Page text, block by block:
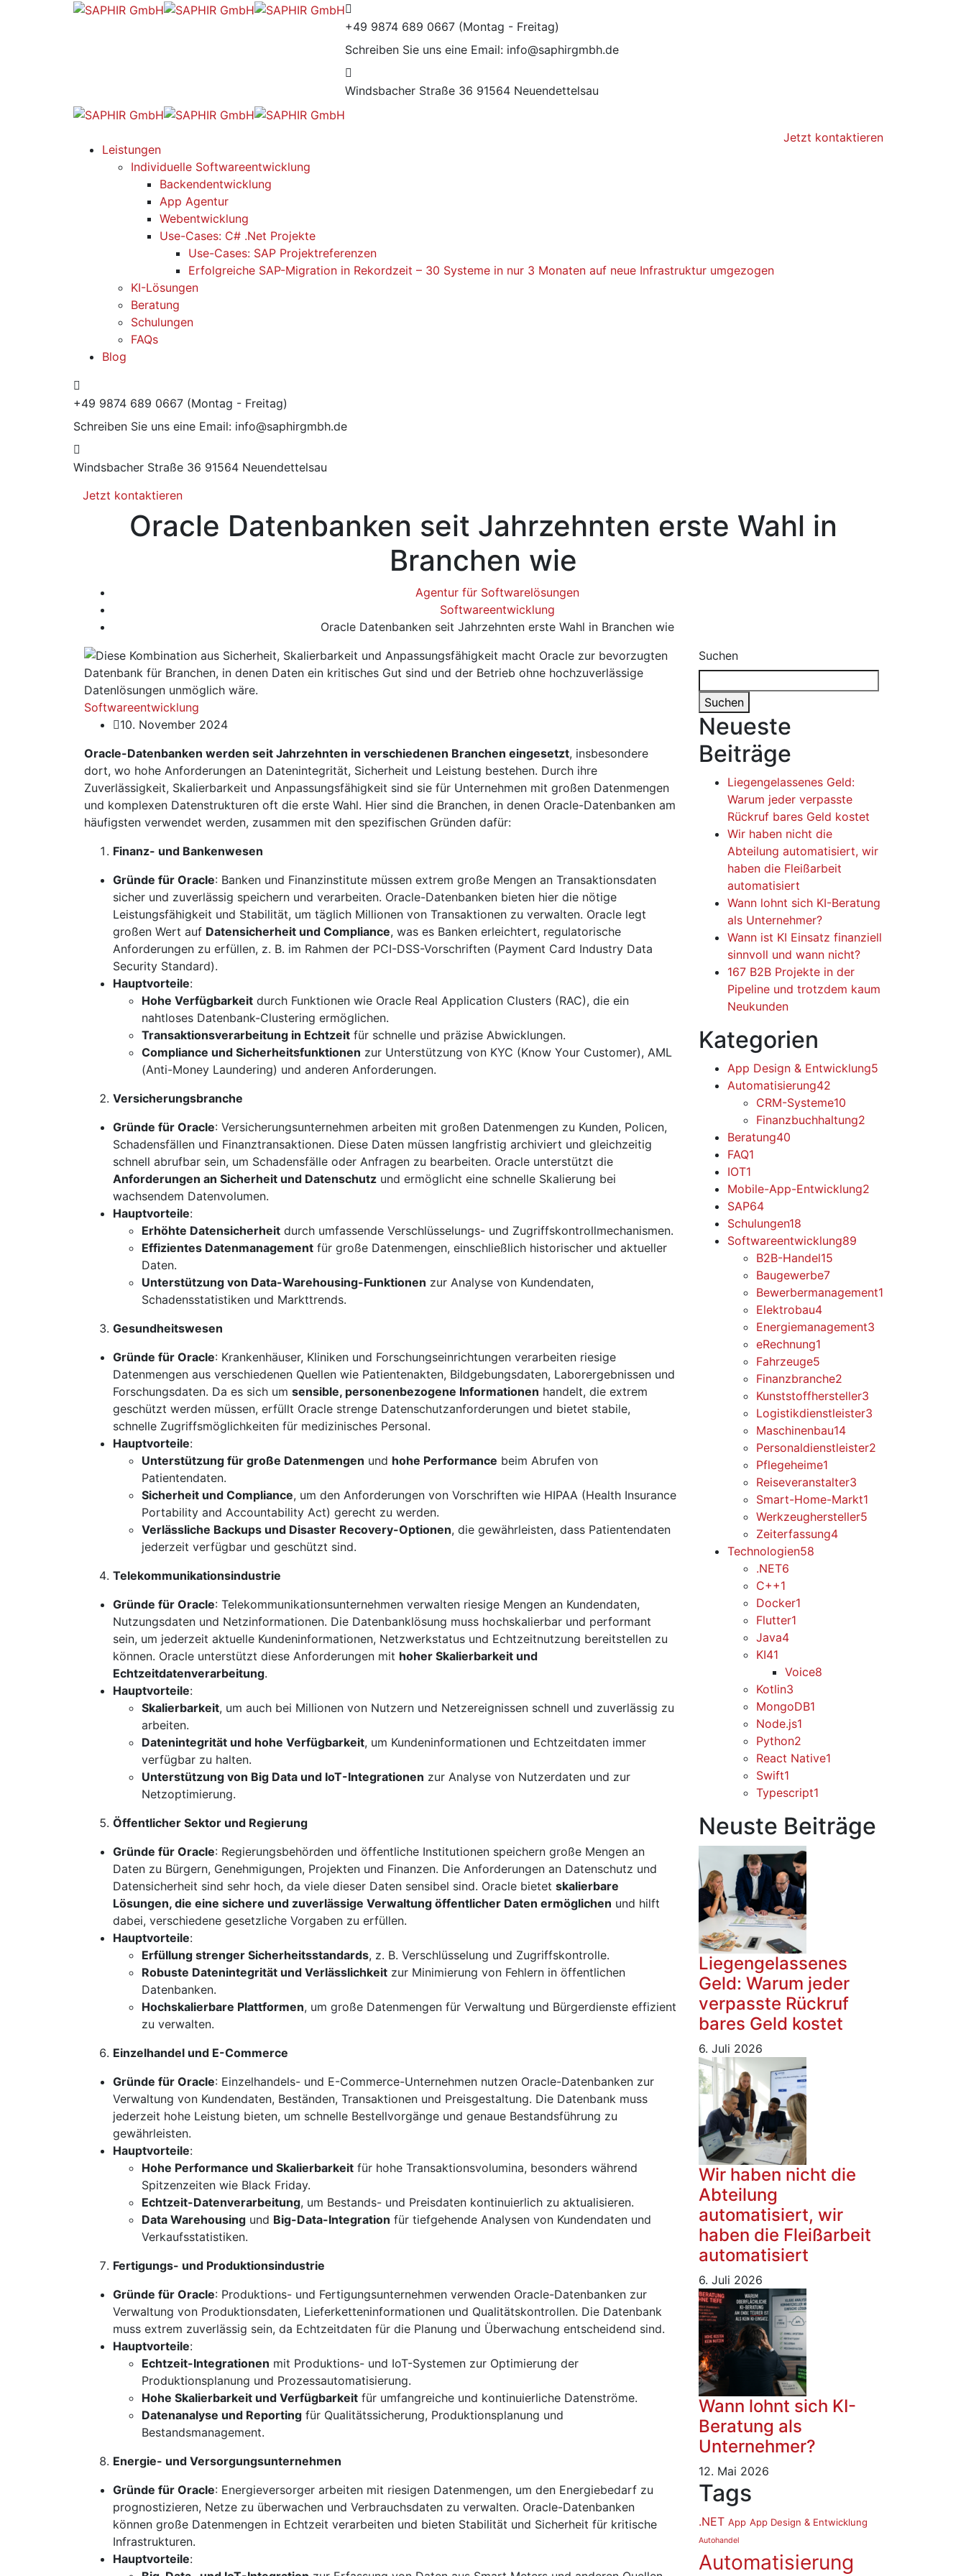
+49 9874 689 0667 (Montag - Freitag)
Schreiben Sie uns eine Email: info@saphirgmbh.de
Windsbacher Straße 36 91564 Neuendettelsau
Leistungen
Individuelle Softwareentwicklung
Backendentwicklung
App Agentur
Webentwicklung
Use-Cases: C# .Net Projekte
Use-Cases: SAP Projektreferenzen
Erfolgreiche SAP-Migration in Rekordzeit – 30 Systeme in nur 3 Monaten auf neue Infrastruktur umgezogen
KI-Lösungen
Beratung
Schulungen
FAQs
Blog
+49 9874 689 0667 (Montag - Freitag)
Schreiben Sie uns eine Email: info@saphirgmbh.de
Windsbacher Straße 36 91564 Neuendettelsau
Jetzt kontaktieren
Jetzt kontaktieren
Oracle Datenbanken seit Jahrzehnten erste Wahl in
Branchen wie
Agentur für Softwarelösungen
Softwareentwicklung
Oracle Datenbanken seit Jahrzehnten erste Wahl in Branchen wie
Softwareentwicklung
10. November 2024
Oracle-Datenbanken werden seit Jahrzehnten in verschiedenen Branchen eingesetzt, insbesondere
dort, wo hohe Anforderungen an Datenintegrität, Sicherheit und Leistung bestehen. Durch ihre
Zuverlässigkeit, Skalierbarkeit und Anpassungsfähigkeit sind sie für Unternehmen mit großen Datenmengen
und komplexen Datenstrukturen oft die erste Wahl. Hier sind die Branchen, in denen Oracle-Datenbanken am
häufigsten verwendet werden, zusammen mit den spezifischen Gründen dafür:
Finanz- und Bankenwesen
Gründe für Oracle: Banken und Finanzinstitute müssen extrem große Mengen an Transaktionsdaten
sicher und zuverlässig speichern und verarbeiten. Oracle-Datenbanken bieten hier die nötige
Leistungsfähigkeit und Stabilität, um täglich Millionen von Transaktionen zu verwalten. Oracle legt
großen Wert auf Datensicherheit und Compliance, was es Banken erleichtert, regulatorische
Anforderungen zu erfüllen, z. B. im Rahmen der PCI-DSS-Vorschriften (Payment Card Industry Data
Security Standard).
Hauptvorteile:
Hohe Verfügbarkeit durch Funktionen wie Oracle Real Application Clusters (RAC), die ein
nahtloses Datenbank-Clustering ermöglichen.
Transaktionsverarbeitung in Echtzeit für schnelle und präzise Abwicklungen.
Compliance und Sicherheitsfunktionen zur Unterstützung von KYC (Know Your Customer), AML
(Anti-Money Laundering) und anderen Anforderungen.
Versicherungsbranche
Gründe für Oracle: Versicherungsunternehmen arbeiten mit großen Datenmengen zu Kunden, Policen,
Schadensfällen und Finanztransaktionen. Diese Daten müssen langfristig archiviert und gleichzeitig
schnell abrufbar sein, um Schadensfälle oder Anfragen zu bearbeiten. Oracle unterstützt die
Anforderungen an Sicherheit und Datenschutz und ermöglicht eine schnelle Skalierung bei
wachsendem Datenvolumen.
Hauptvorteile:
Erhöhte Datensicherheit durch umfassende Verschlüsselungs- und Zugriffskontrollmechanismen.
Effizientes Datenmanagement für große Datenmengen, einschließlich historischer und aktueller
Daten.
Unterstützung von Data-Warehousing-Funktionen zur Analyse von Kundendaten,
Schadensstatistiken und Markttrends.
Gesundheitswesen
Gründe für Oracle: Krankenhäuser, Kliniken und Forschungseinrichtungen verarbeiten riesige
Datenmengen aus verschiedenen Quellen wie Patientenakten, Bildgebungsdaten, Laborergebnissen und
Forschungsdaten. Da es sich um sensible, personenbezogene Informationen handelt, die extrem
geschützt werden müssen, erfüllt Oracle strenge Datenschutzanforderungen und bietet stabile,
schnelle Zugriffsmöglichkeiten für medizinisches Personal.
Hauptvorteile:
Unterstützung für große Datenmengen und hohe Performance beim Abrufen von
Patientendaten.
Sicherheit und Compliance, um den Anforderungen von Vorschriften wie HIPAA (Health Insurance
Portability and Accountability Act) gerecht zu werden.
Verlässliche Backups und Disaster Recovery-Optionen, die gewährleisten, dass Patientendaten
jederzeit verfügbar und geschützt sind.
Telekommunikationsindustrie
Gründe für Oracle: Telekommunikationsunternehmen verwalten riesige Mengen an Kundendaten,
Nutzungsdaten und Netzinformationen. Die Datenbanklösung muss hochskalierbar und performant
sein, um jederzeit aktuelle Kundeninformationen, Netzwerkstatus und Echtzeitnutzung bereitstellen zu
können. Oracle unterstützt diese Anforderungen mit hoher Skalierbarkeit und
Echtzeitdatenverarbeitung.
Hauptvorteile:
Skalierbarkeit, um auch bei Millionen von Nutzern und Netzereignissen schnell und zuverlässig zu
arbeiten.
Datenintegrität und hohe Verfügbarkeit, um Kundeninformationen und Echtzeitdaten immer
verfügbar zu halten.
Unterstützung von Big Data und IoT-Integrationen zur Analyse von Nutzerdaten und zur
Netzoptimierung.
Öffentlicher Sektor und Regierung
Gründe für Oracle: Regierungsbehörden und öffentliche Institutionen speichern große Mengen an
Daten zu Bürgern, Genehmigungen, Projekten und Finanzen. Die Anforderungen an Datenschutz und
Datensicherheit sind sehr hoch, da viele dieser Daten sensibel sind. Oracle bietet skalierbare
Lösungen, die eine sichere und zuverlässige Verwaltung öffentlicher Daten ermöglichen und hilft
dabei, verschiedene gesetzliche Vorgaben zu erfüllen.
Hauptvorteile:
Erfüllung strenger Sicherheitsstandards, z. B. Verschlüsselung und Zugriffskontrolle.
Robuste Datenintegrität und Verlässlichkeit zur Minimierung von Fehlern in öffentlichen
Datenbanken.
Hochskalierbare Plattformen, um große Datenmengen für Verwaltung und Bürgerdienste effizient
zu verwalten.
Einzelhandel und E-Commerce
Gründe für Oracle: Einzelhandels- und E-Commerce-Unternehmen nutzen Oracle-Datenbanken zur
Verwaltung von Kundendaten, Beständen, Transaktionen und Preisgestaltung. Die Datenbank muss
jederzeit hohe Leistung bieten, um schnelle Bestellvorgänge und genaue Bestandsführung zu
gewährleisten.
Hauptvorteile:
Hohe Performance und Skalierbarkeit für hohe Transaktionsvolumina, besonders während
Spitzenzeiten wie Black Friday.
Echtzeit-Datenverarbeitung, um Bestands- und Preisdaten kontinuierlich zu aktualisieren.
Data Warehousing und Big-Data-Integration für tiefgehende Analysen von Kundendaten und
Verkaufsstatistiken.
Fertigungs- und Produktionsindustrie
Gründe für Oracle: Produktions- und Fertigungsunternehmen verwenden Oracle-Datenbanken zur
Verwaltung von Produktionsdaten, Lieferketteninformationen und Qualitätskontrollen. Die Datenbank
muss extrem zuverlässig sein, da Echtzeitdaten für die Planung und Überwachung entscheidend sind.
Hauptvorteile:
Echtzeit-Integrationen mit Produktions- und IoT-Systemen zur Optimierung der
Produktionsplanung und Prozessautomatisierung.
Hohe Skalierbarkeit und Verfügbarkeit für umfangreiche und kontinuierliche Datenströme.
Datenanalyse und Reporting für Qualitätssicherung, Produktionsplanung und
Bestandsmanagement.
Energie- und Versorgungsunternehmen
Gründe für Oracle: Energieversorger arbeiten mit riesigen Datenmengen, um den Energiebedarf zu
prognostizieren, Netze zu überwachen und Verbrauchsdaten zu verwalten. Oracle-Datenbanken
können große Datenmengen in Echtzeit verarbeiten und bieten Stabilität und Sicherheit für kritische
Infrastrukturen.
Hauptvorteile:
Suchen
Suchen
Neueste
Beiträge
Liegengelassenes Geld:
Warum jeder verpasste
Rückruf bares Geld kostet
Wir haben nicht die
Abteilung automatisiert, wir
haben die Fleißarbeit
automatisiert
Wann lohnt sich KI-Beratung
als Unternehmer?
Wann ist KI Einsatz finanziell
sinnvoll und wann nicht?
167 B2B Projekte in der
Pipeline und trotzdem kaum
Neukunden
Kategorien
App Design & Entwicklung5
Automatisierung42
CRM-Systeme10
Finanzbuchhaltung2
Beratung40
FAQ1
IOT1
Mobile-App-Entwicklung2
SAP64
Schulungen18
Softwareentwicklung89
B2B-Handel15
Baugewerbe7
Bewerbermanagement1
Elektrobau4
Energiemanagement3
eRechnung1
Fahrzeuge5
Finanzbranche2
Kunststoffhersteller3
Logistikdienstleister3
Maschinenbau14
Personaldienstleister2
Pflegeheime1
Reiseveranstalter3
Smart-Home-Markt1
Werkzeughersteller5
Zeiterfassung4
Technologien58
.NET6
C++1
Docker1
Flutter1
Java4
KI41
Voice8
Kotlin3
MongoDB1
Node.js1
Python2
React Native1
Swift1
Typescript1
Neuste Beiträge
Liegengelassenes
Geld: Warum jeder
verpasste Rückruf
bares Geld kostet
6. Juli 2026
Wir haben nicht die
Abteilung
automatisiert, wir
haben die Fleißarbeit
automatisiert
6. Juli 2026
Wann lohnt sich KI-
Beratung als
Unternehmer?
12. Mai 2026
Tags
.NET App App Design & Entwicklung
Autohandel
Automatisierung